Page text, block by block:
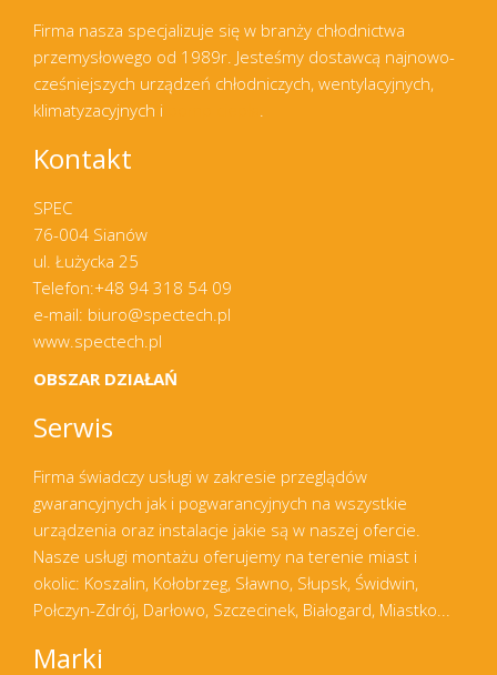
Firma nasza specjalizuje się w branży chłodnictwa
przemysłowego od 1989r. Jesteśmy dostawcą najnowo-
cześniejszych urządzeń chłodniczych, wentylacyjnych,
klimatyzacyjnych i
.
Kontakt
SPEC
76-004 Sianów
ul. Łużycka 25
Telefon:+48 94 318 54 09
e-mail: biuro@spectech.pl
www.spectech.pl
OBSZAR DZIAŁAŃ
Serwis
Firma świadczy usługi w zakresie przeglądów
gwarancyjnych jak i pogwarancyjnych na wszystkie
urządzenia oraz instalacje jakie są w naszej ofercie.
Nasze usługi montażu oferujemy na terenie miast i
okolic: Koszalin, Kołobrzeg, Sławno, Słupsk, Świdwin,
Połczyn-Zdrój, Darłowo, Szczecinek, Białogard, Miastko...
Marki